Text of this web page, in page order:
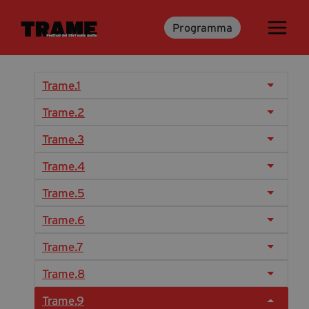
Programma
Trame.15
Ospiti
Media & Press
Cartella Stampa
Rassegna Stampa
Partecipa
Trame.1
Trame.2
Trame.3
Trame.4
Trame.5
Trame.6
Trame.7
Trame.8
Trame.9